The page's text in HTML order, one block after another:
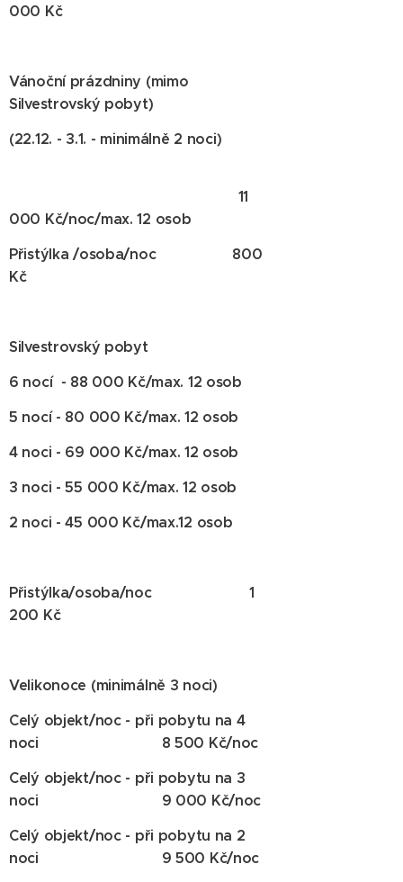
000 Kč
Vánoční prázdniny (mimo
Silvestrovský pobyt)
(22.12. - 3.1. - minimálně 2 noci)
11
000 Kč/noc/max. 12 osob
Přistýlka /osoba/noc 800
Kč
Silvestrovský pobyt
6 nocí - 88 000 Kč/max. 12 osob
5 nocí - 80 000 Kč/max. 12 osob
4 noci - 69 000 Kč/max. 12 osob
3 noci - 55 000 Kč/max. 12 osob
2 noci - 45 000 Kč/max.12 osob
Přistýlka/osoba/noc 1
200 Kč
Velikonoce (minimálně 3 noci)
Celý objekt/noc - při pobytu na 4
noci 8 500 Kč/noc
Celý objekt/noc - při pobytu na 3
noci 9 000 Kč/noc
Celý objekt/noc - při pobytu na 2
noci 9 500 Kč/noc